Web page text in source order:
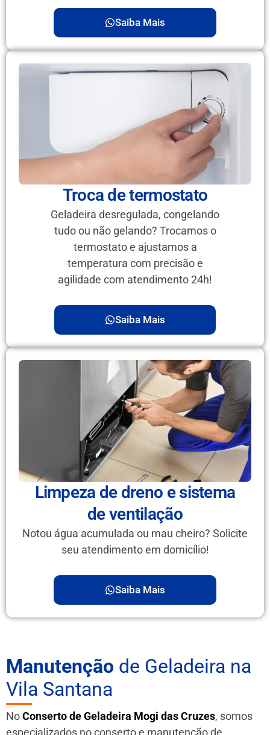
Saiba Mais
Troca de termostato
Geladeira desregulada, congelando
tudo ou não gelando? Trocamos o
termostato e ajustamos a
temperatura com precisão e
agilidade com atendimento 24h!
Saiba Mais
Limpeza de dreno e sistema
de ventilação
Notou água acumulada ou mau cheiro? Solicite
seu atendimento em domicílio!
Saiba Mais
Manutenção de Geladeira na
Vila Santana
NoConserto de Geladeira Mogi das Cruzes, somos
especializados no conserto e manutenção de